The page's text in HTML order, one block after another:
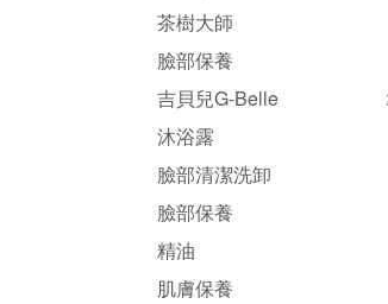
茶樹大師
臉部保養
吉貝兒G-Belle
沐浴露
臉部清潔洗卸
臉部保養
精油
肌膚保養